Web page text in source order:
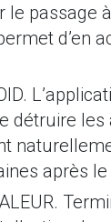
passage à
d’en
détruire les
après